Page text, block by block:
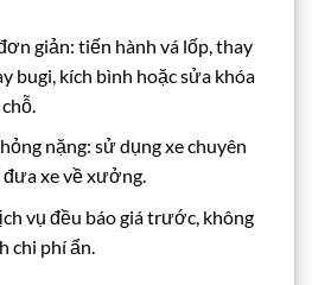
giản: tiến hành vá lốp, thay
bugi, kích bình hoặc sửa khóa
nặng: sử dụng xe chuyên
đưa xe về xưởng.
vụ đều báo giá trước, không
chi phí ẩn.